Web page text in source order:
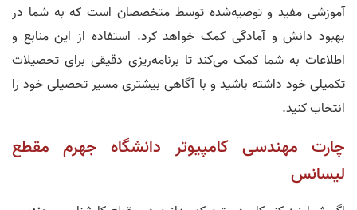
آموزشی مفید و توصیه‌شده توسط متخصصان است که به شما در
بهبود دانش و آمادگی کمک خواهد کرد. استفاده از این منابع و
اطلاعات به شما کمک می‌کند تا برنامه‌ریزی دقیقی برای تحصیلات
تکمیلی خود داشته باشید و با آگاهی بیشتری مسیر تحصیلی خود را
انتخاب کنید.
چارت مهندسی کامپیوتر دانشگاه جهرم مقطع
لیسانس